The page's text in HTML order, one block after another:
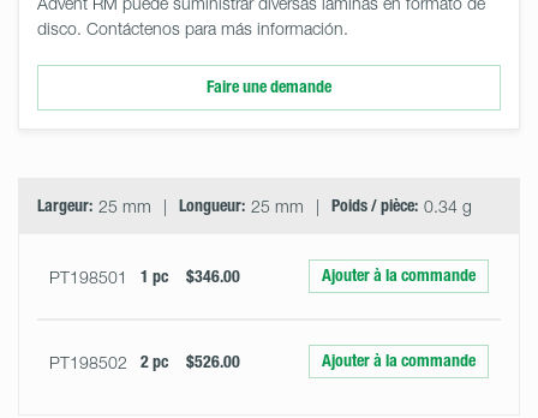
disco. Contáctenos para más información.
Faire une demande
Largeur: 25 mm Longueur: 25 mm Poids / pièce: 0.34 g
PT198501 1 pc $346.00 Ajouter à la commande
PT198502 2 pc $526.00 Ajouter à la commande